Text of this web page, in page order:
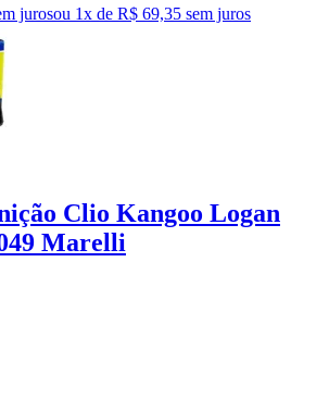
jurosou 1x de R$ 69,35 sem juros
Clio Kangoo Logan
Marelli